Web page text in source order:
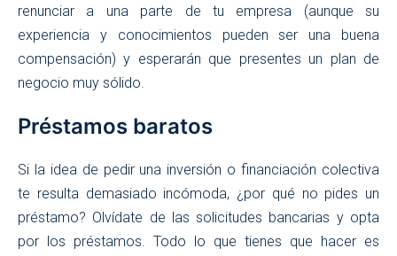
renunciar a una parte de tu empresa (aunque su
experiencia y conocimientos pueden ser una buena
compensación) y esperarán que presentes un plan de
negocio muy sólido.
Préstamos baratos
Si la idea de pedir una inversión o financiación colectiva
te resulta demasiado incómoda, ¿por qué no pides un
préstamo? Olvídate de las solicitudes bancarias y opta
por los préstamos. Todo lo que tienes que hacer es